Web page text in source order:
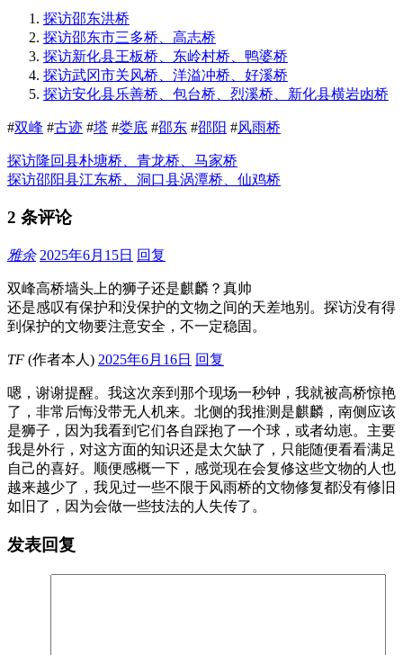
探访邵东洪桥
探访邵东市三多桥、高志桥
探访新化县王板桥、东岭村桥、鸭婆桥
探访武冈市关风桥、洋溢冲桥、好溪桥
探访安化县乐善桥、包台桥、烈溪桥、新化县横岩凼桥
#双峰 #古迹 #塔 #娄底 #邵东 #邵阳 #风雨桥
探访隆回县朴塘桥、青龙桥、马家桥
探访邵阳县江东桥、洞口县涡潭桥、仙鸡桥
2 条评论
雅余 2025年6月15日 回复
双峰高桥墙头上的狮子还是麒麟？真帅
还是感叹有保护和没保护的文物之间的天差地别。探访没有得
到保护的文物要注意安全，不一定稳固。
TF (作者本人) 2025年6月16日 回复
嗯，谢谢提醒。我这次亲到那个现场一秒钟，我就被高桥惊艳
了，非常后悔没带无人机来。北侧的我推测是麒麟，南侧应该
是狮子，因为我看到它们各自踩抱了一个球，或者幼崽。主要
我是外行，对这方面的知识还是太欠缺了，只能随便看看满足
自己的喜好。顺便感概一下，感觉现在会复修这些文物的人也
越来越少了，我见过一些不限于风雨桥的文物修复都没有修旧
如旧了，因为会做一些技法的人失传了。
发表回复